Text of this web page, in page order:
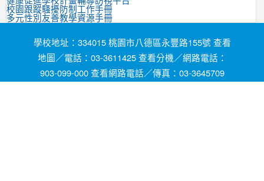
校園跟蹤騷擾防制工作手冊
多元性別友善教學資源手冊
學校地址：334015 桃園市八德區永豐路155號 查看
地圖／電話：03-3611425 查看分機／網路電話：
903-099-000 查看網路電話／傳真：03-3645709